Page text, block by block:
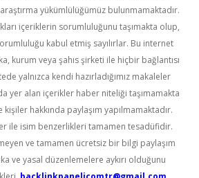
yükümlülüğümüz bulunmamaktadır.
içeriklerin sorumluluğunu taşımakta olup,
kabul etmiş sayılırlar. Bu internet
kurum veya şahıs şirketi ile hiçbir bağlantısı
yalnızca kendi hazırladığımız makaleler
yer alan içerikler haber niteliği taşımamakta
hakkında paylaşım yapılmamaktadır.
ile isim benzerlikleri tamamen tesadüfidir.
ve tamamen ücretsiz bir bilgi paylaşım
ve yasal düzenlemelere aykırı olduğunu